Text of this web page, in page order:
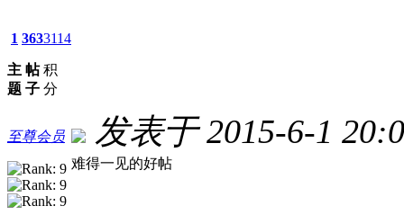
1
主
题
363
帖
子
3114
积
分
至尊会员 发表于 2015-6-1
难得一见的好帖